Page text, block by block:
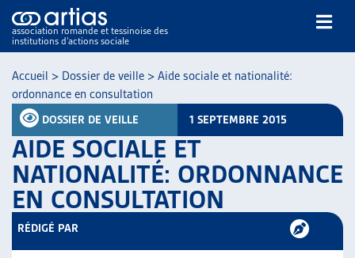
association romande et tessinoise des
institutions d’actions sociale
NOS PUBLICATIONS
ARTICLES
Accueil > Dossier de veille > Aide sociale et nationalité:
ordonnance en consultation
DOSSIER DE VEILLE 1 SEPTEMBRE 2015
AIDE SOCIALE ET
NATIONALITÉ: ORDONNANCE
EN CONSULTATION
RÉDIGÉ PAR